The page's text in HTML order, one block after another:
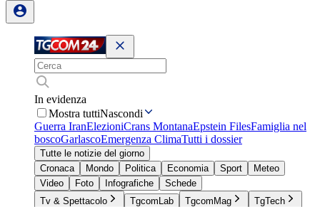
In evidenza
Mostra tuttiNascondi
Guerra IranElezioniCrans MontanaEpstein FilesFamiglia nel
boscoGarlascoEmergenza ClimaTutti i dossier
Tutte le notizie del giorno
Cronaca
Mondo Politica Economia Sport
Meteo
Video
Foto Infografiche
Schede
Tv & Spettacolo
TgcomLab TgcomMag
TgTech